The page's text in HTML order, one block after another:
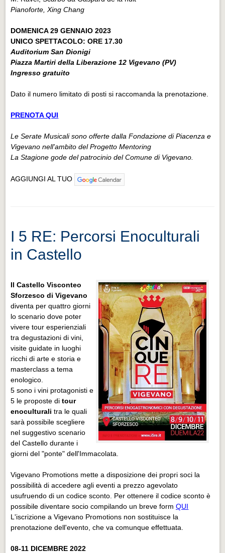
Pianoforte, Xing Chang
DOMENICA 29 GENNAIO 2023
UNICO SPETTACOLO: ORE 17.30
Auditorium San Dionigi
Piazza Martiri della Liberazione 12 Vigevano (PV)
Ingresso gratuito
Dato il numero limitato di posti si raccomanda la prenotazione.
PRENOTA QUI
Le Serate Musicali sono offerte dalla Fondazione di Piacenza e
Vigevano nell'ambito del Progetto Mentoring
La Stagione gode del patrocinio del Comune di Vigevano.
AGGIUNGI AL TUO
I 5 RE: Percorsi Enoculturali
in Castello
Il Castello Visconteo
Sforzesco di Vigevano
diventa per quattro giorni
lo scenario dove poter
vivere tour esperienziali
tra degustazioni di vini,
visite guidate in luoghi
ricchi di arte e storia e
masterclass a tema
enologico.
5 sono i vini protagonisti e
5 le proposte ditour
enoculturali tra le quali
sarà possibile scegliere
nel suggestivo scenario
del Castello durante i
giorni del "ponte" dell'Immacolata.
Vigevano Promotions mette a disposizione dei propri soci la
possibilità di accedere agli eventi a prezzo agevolato
usufruendo di un codice sconto. Per ottenere il codice sconto è
possibile diventare socio compilando un breve formQUI
L'iscrizione a Vigevano Promotions non sostituisce la
prenotazione dell'evento, che va comunque effettuata.
08-11 DICEMBRE 2022